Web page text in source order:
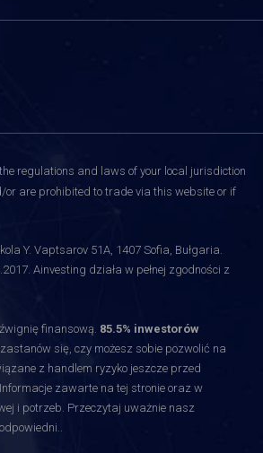
regulations and laws of your local jurisdiction
or are prohibited to trade via this website or if
Y. Vaptsarov 51A, 1407 Sofia, Bułgaria.
Ainvesting działa w pełnej zgodności z
finansową. 85.5% inwestorów
się, czy możesz sobie pozwolić na
z handlem ryzyko jeszcze przed
zawarte na tej stronie oraz w
i potrzeb. Przeczytaj uważnie nasz
.